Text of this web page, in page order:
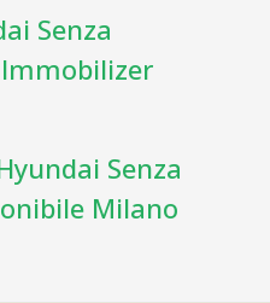
Senza
Senza
Milano